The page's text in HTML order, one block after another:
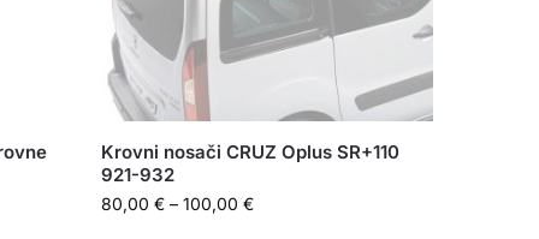
Krovni nosači CRUZ Oplus SR+110
921-932
80,00€ – 100,00€